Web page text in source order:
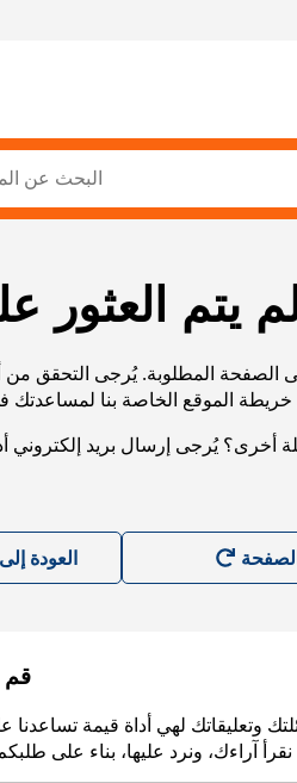
يتم العثور
الصفحة المطلوبة. يُرجى التحقق من
أخرى؟ يُرجى إرسال بريد إلكتروني
العودة
قم
وتعليقاتك لهي أداة قيمة